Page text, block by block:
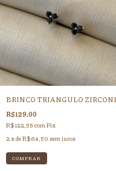
BRINCO TRIANGULO
R$129,00
R$122,55 comPix
2 x deR$64,50 sem juros